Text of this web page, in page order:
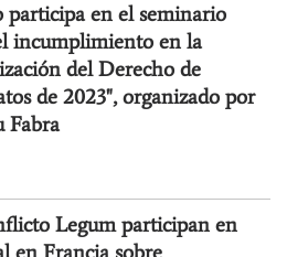
participa en el seminario
incumplimiento en la
del Derecho de
de 2023", organizado por
Fabra
Legum participan en